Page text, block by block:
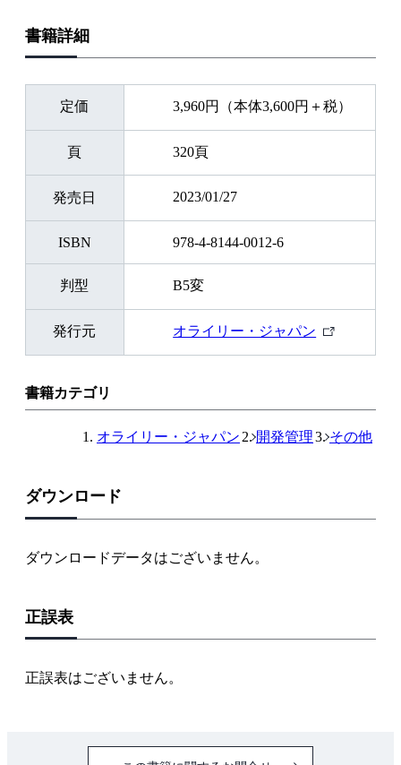
書籍詳細
定価 3,960円（本体3,600円＋税）
頁 320頁
発売日 2023/01/27
ISBN 978-4-8144-0012-6
判型 B5変
発行元 オライリー・ジャパン
外
書籍カテゴリ
オライリー・ジャパン 開発管理 その他
ダウンロード
ダウンロードデータはございません。
正誤表
正誤表はございません。